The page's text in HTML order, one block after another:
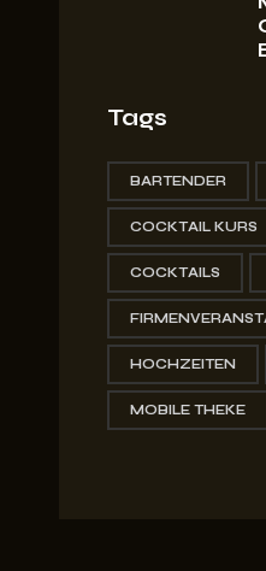
Tags
BARTENDER
COCKTAIL KURS
COCKTAILS
HOCHZEITEN
MOBILE THEKE